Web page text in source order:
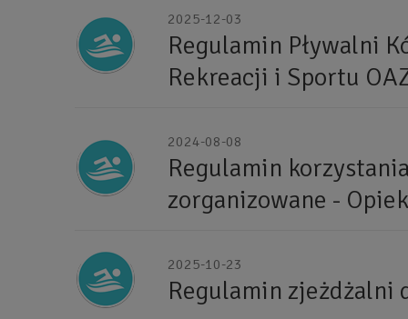
2025-12-03
Regulamin Pływalni
Rekreacji i Sportu
2024-08-08
Regulamin
zorganizowane -
2025-10-23
Regulamin zjeżdżalni